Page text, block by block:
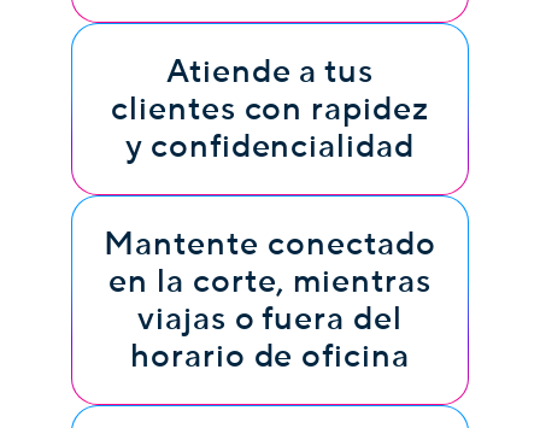
Atiende a tus
clientes con rapidez
y confidencialidad
Mantente conectado
en la corte, mientras
viajas o fuera del
horario de oficina